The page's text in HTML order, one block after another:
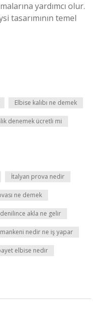
yardımcı olur.
tasarımının temel
Elbise kalıbı ne demek
denemek ücretli mi
İtalyan prova nedir
ne demek
akla ne gelir
nedir ne iş yapar
elbise nedir